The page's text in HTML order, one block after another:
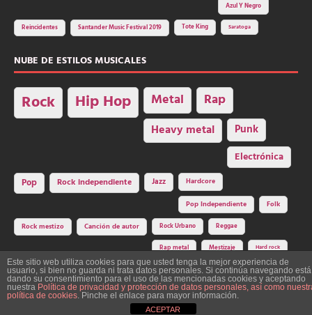
Azul Y Negro
Reincidentes Santander Music Festival 2019 Tote King Saratoga
NUBE DE ESTILOS MUSICALES
Rock Hip Hop Metal Rap
Heavy metal Punk
Electrónica
Pop Rock independiente Jazz Hardcore
Pop Independiente Folk
Rock mestizo Canción de autor Rock Urbano Reggae
Rap metal Mestizaje Hard rock
Construcción y diseño: La Factoría del Ritmo Art Studio. Edita: Asociación
Cultural Y Dale Ritmo!
Este sitio web utiliza cookies para que usted tenga la mejor experiencia de
usuario, si bien no guarda ni trata datos personales. Si continúa navegando está
dando su consentimiento para el uso de las mencionadas cookies y aceptando
nuestra Política de privacidad y protección de datos personales, así como
política de cookies. Pinche el enlace para mayor información.
ACEPTAR